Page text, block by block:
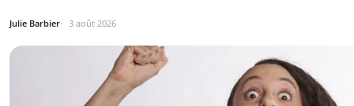
Julie Barbier 3 août 2026